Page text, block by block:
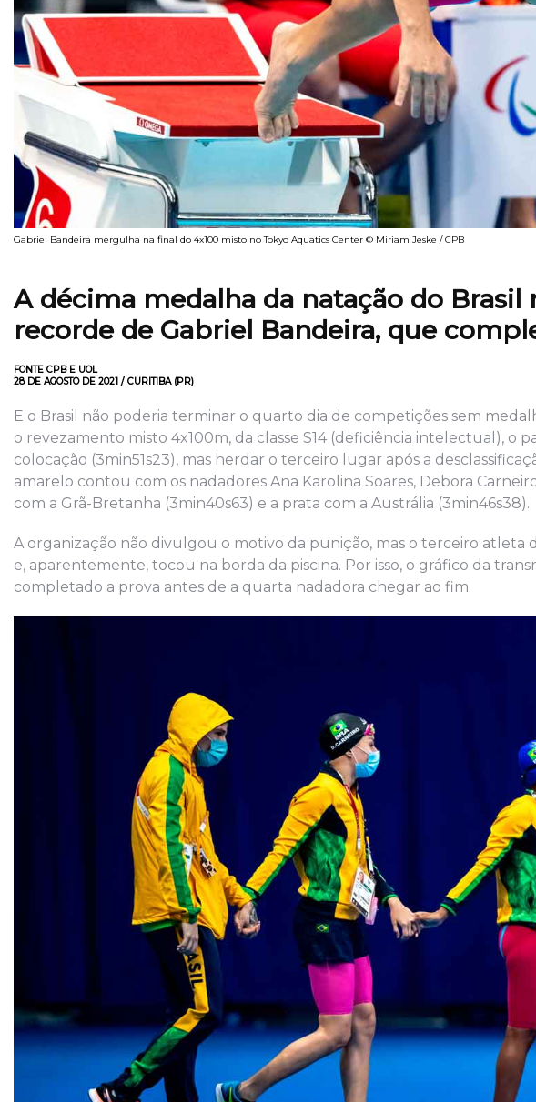
Gabriel Bandeira mergulha na final do 4x100 misto no Tokyo Aquatics Center © Miriam Jeske / CPB
A décima medalha da natação do
recorde de Gabriel Bandeira, que
FONTE CPB E UOL
28 DE AGOSTO DE 2021 / CURITIBA (PR)
E o Brasil não poderia terminar o quarto dia de competições sem
o revezamento misto 4x100m, da classe S14 (deficiência intelectual),
colocação (3min51s23), mas herdar o terceiro lugar após a
amarelo contou com os nadadores Ana Karolina Soares, Debora
com a Grã-Bretanha (3min40s63) e a prata com a Austrália (3min46s38).
A organização não divulgou o motivo da punição, mas o terceiro
e, aparentemente, tocou na borda da piscina. Por isso, o gráfico da
completado a prova antes de a quarta nadadora chegar ao fim.